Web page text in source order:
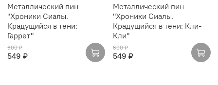
Металлический пин
"Хроники Сиалы.
Крадущийся в тени:
Гаррет"
600 ₽
549 ₽
Металлический пин
"Хроники Сиалы.
Крадущийся в тени: Кли-
Кли"
600 ₽
549 ₽